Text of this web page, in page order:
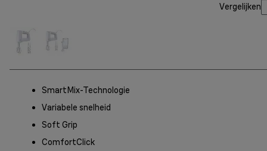
Vergelijken
SmartMix-Technologie
Variabele snelheid
Soft Grip
ComfortClick